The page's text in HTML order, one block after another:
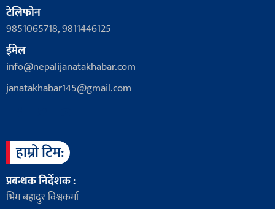
टेलिफोन
9851065718, 9811446125
ईमेल
info@nepalijanatakhabar.com
janatakhabar145@gmail.com
हाम्रो टिम:
प्रबन्धक निर्देशक :
भिम बहादुर विश्वकर्मा